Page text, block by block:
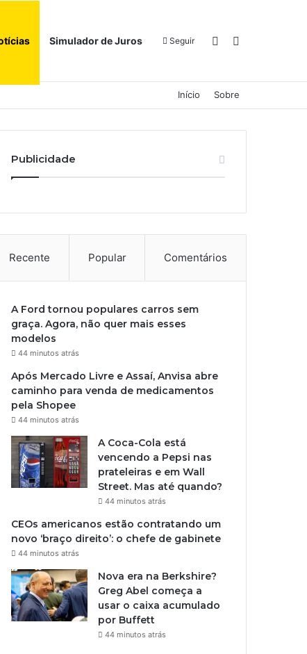
Simulador de Juros Seguir Switch skin
Início Sobre
Publicidade
Recente Popular Comentários
A Ford tornou populares carros sem
graça. Agora, não quer mais esses
modelos
44 minutos atrás
Após Mercado Livre e Assaí, Anvisa abre
caminho para venda de medicamentos
pela Shopee
44 minutos atrás
A Coca-Cola está
vencendo a Pepsi nas
prateleiras e em Wall
Street. Mas até quando?
44 minutos atrás
CEOs americanos estão contratando um
novo ‘braço direito’: o chefe de gabinete
44 minutos atrás
Nova era na Berkshire?
Greg Abel começa a
usar o caixa acumulado
por Buffett
44 minutos atrás